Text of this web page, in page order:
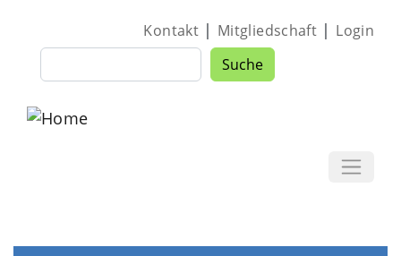
Suche Suche
Kontakt| Mitgliedschaft | Login